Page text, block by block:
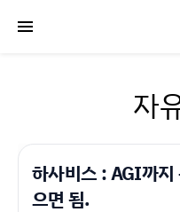
자
하사비스 : AGI까
으면 됨.